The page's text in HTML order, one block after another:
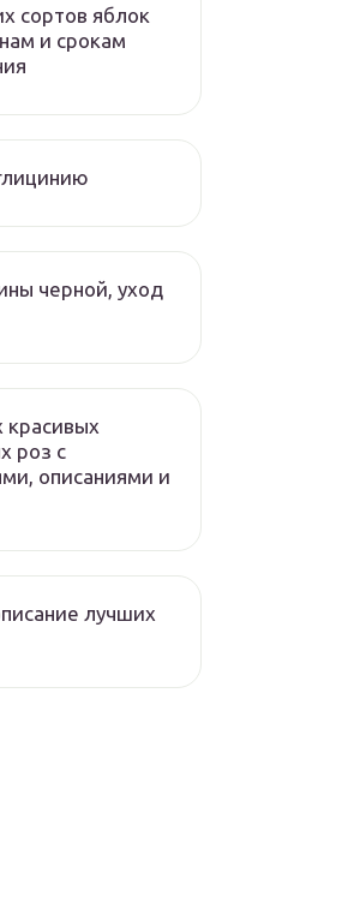
сортов яблок
и срокам
черной, уход
красивых
роз с
описаниями и
лучших